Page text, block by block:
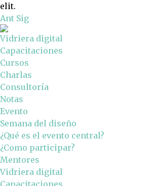
elit.
Ant Sig
Vidriera digital
Capacitaciones
Cursos
Charlas
Consultoría
Notas
Evento
Semana del diseño
¿Qué es el evento central?
¿Como participar?
Mentores
Vidriera digital